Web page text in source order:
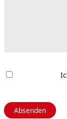
Please
leave